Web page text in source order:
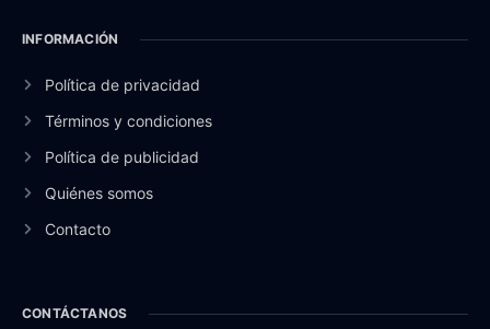
INFORMACIÓN
Política de privacidad
Términos y condiciones
Política de publicidad
Quiénes somos
Contacto
CONTÁCTANOS